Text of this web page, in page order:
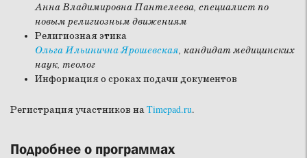
Анна Владимировна Пантелеева, специалист по
новым религиозным движениям
Религиозная этика
Ольга Ильинична Ярошевская, кандидат медицинских
наук, теолог
Информация о сроках подачи документов
Регистрация участников наTimepad.ru.
Подробнее о программах